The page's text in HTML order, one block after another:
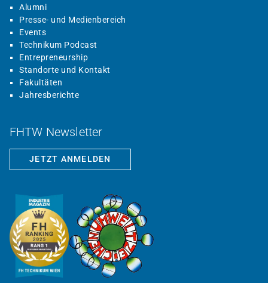
Alumni
Presse- und Medienbereich
Events
Technikum Podcast
Entrepreneurship
Standorte und Kontakt
Fakultäten
Jahresberichte
FHTW Newsletter
JETZT ANMELDEN